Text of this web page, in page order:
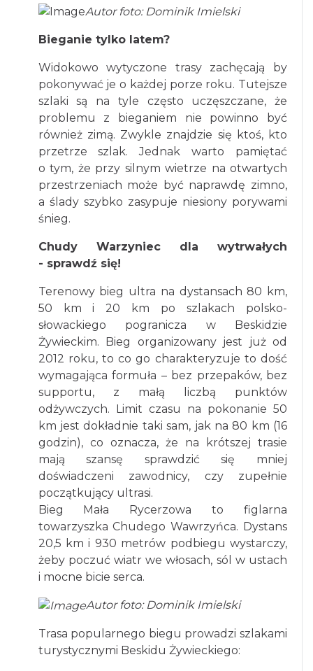
Autor foto: Dominik Imielski
Bieganie tylko latem?
Widokowo wytyczone trasy zachęcają by
pokonywać je o każdej porze roku. Tutejsze
szlaki są na tyle często uczęszczane, że
problemu z bieganiem nie powinno być
również zimą. Zwykle znajdzie się ktoś, kto
przetrze szlak. Jednak warto pamiętać
o tym, że przy silnym wietrze na otwartych
przestrzeniach może być naprawdę zimno,
a ślady szybko zasypuje niesiony porywami
śnieg.
Chudy Warzyniec dla wytrwałych
- sprawdź się!
Terenowy bieg ultra na dystansach 80 km,
50 km i 20 km po szlakach polsko-
słowackiego pogranicza w Beskidzie
Żywieckim. Bieg organizowany jest już od
2012 roku, to co go charakteryzuje to dość
wymagająca formuła – bez przepaków, bez
supportu, z małą liczbą punktów
odżywczych. Limit czasu na pokonanie 50
km jest dokładnie taki sam, jak na 80 km (16
godzin), co oznacza, że na krótszej trasie
mają szansę sprawdzić się mniej
doświadczeni zawodnicy, czy zupełnie
początkujący ultrasi.
Bieg Mała Rycerzowa to figlarna
towarzyszka Chudego Wawrzyńca. Dystans
20,5 km i 930 metrów podbiegu wystarczy,
żeby poczuć wiatr we włosach, sól w ustach
i mocne bicie serca.
Autor foto: Dominik Imielski
Trasa popularnego biegu prowadzi szlakami
turystycznymi Beskidu Żywieckiego: